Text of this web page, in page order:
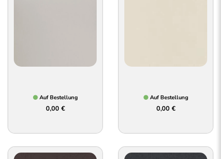
Auf Bestellung
0,00 €
Auf Bestellung
0,00 €